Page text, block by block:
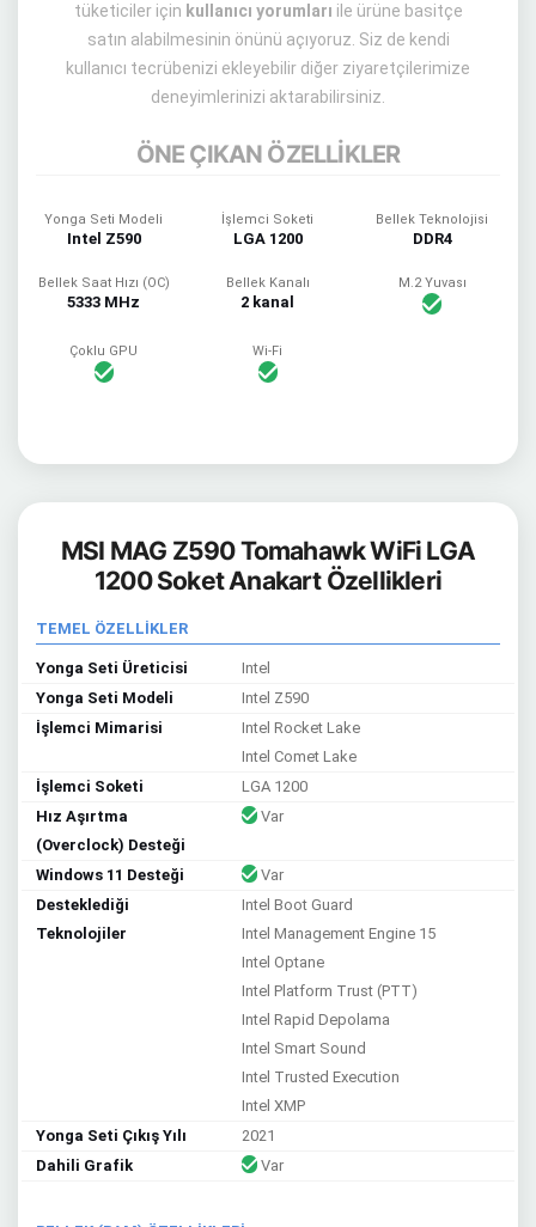
tüketiciler için kullanıcı yorumları ile ürüne basitçe
satın alabilmesinin önünü açıyoruz. Siz de kendi
kullanıcı tecrübenizi ekleyebilir diğer ziyaretçilerimize
deneyimlerinizi aktarabilirsiniz.
ÖNE ÇIKAN ÖZELLİKLER
Yonga Seti Modeli
Intel Z590
İşlemci Soketi
LGA 1200
Bellek Teknolojisi
DDR4
Bellek Saat Hızı (OC)
5333 MHz
Bellek Kanalı
2 kanal
M.2 Yuvası
Çoklu GPU Wi-Fi
MSI MAG Z590 Tomahawk WiFi LGA
1200 Soket Anakart Özellikleri
TEMEL ÖZELLİKLER
Yonga Seti Üreticisi
Intel
Yonga Seti Modeli
Intel Z590
İşlemci Mimarisi
Intel Rocket Lake
Intel Comet Lake
İşlemci Soketi
LGA 1200
Hız Aşırtma
(Overclock) Desteği
Var
Windows 11 Desteği
Var
Desteklediği
Teknolojiler
Intel Boot Guard
Intel Management Engine 15
Intel Optane
Intel Platform Trust (PTT)
Intel Rapid Depolama
Intel Smart Sound
Intel Trusted Execution
Intel XMP
Yonga Seti Çıkış Yılı
2021
Dahili Grafik
Var